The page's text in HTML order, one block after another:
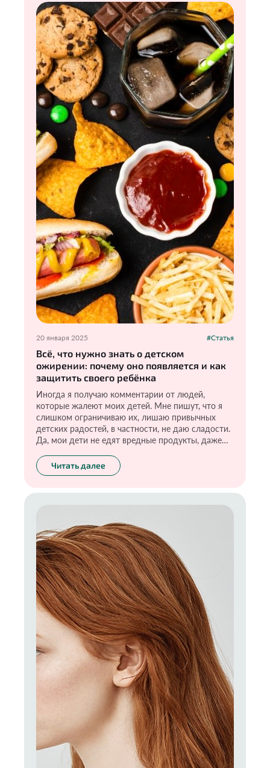
кожу в морозы и без страха наслаждаться
зимними активностями? Подобрать хороший
колд-крем.
20 января 2025 #Статья
Всё, что нужно знать о детском
ожирении: почему оно появляется и как
защитить своего ребёнка
Иногда я получаю комментарии от людей,
которые жалеют моих детей. Мне пишут, что я
слишком ограничиваю их, лишаю привычных
детских радостей, в частности, не даю сладости.
Да, мои дети не едят вредные продукты, даже
«детский». Но при этом в их полезном рационе
тоже есть сладкое. Только с хорошим составом,
здоровье в будущем. А правильные пищевые
привычки оградят от самой распространённой и
серьёзной проблемы — ожирения.
Читать далее